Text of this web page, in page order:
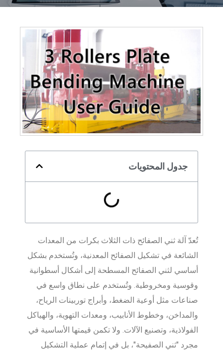
جدول المحتويات
تُعدّ آلة ثني الصفائح ذات الثلاث بكرات من المعدات
الشائعة في تشكيل الصفائح المعدنية، وتُستخدم بشكل
أساسي لثني الصفائح المسطحة إلى أشكال أسطوانية
وقوسية ومخروطية. وتُستخدم على نطاق واسع في
صناعات مثل أوعية الضغط، وأبراج توربينات الرياح،
والمداخن، وخطوط الأنابيب، ومعدات التهوية، والهياكل
الفولاذية، وتصنيع الآلات. ولا تكمن قيمتها الأساسية في
مجرد "ثني الصفيحة"، بل في إتمام عملية التشكيل